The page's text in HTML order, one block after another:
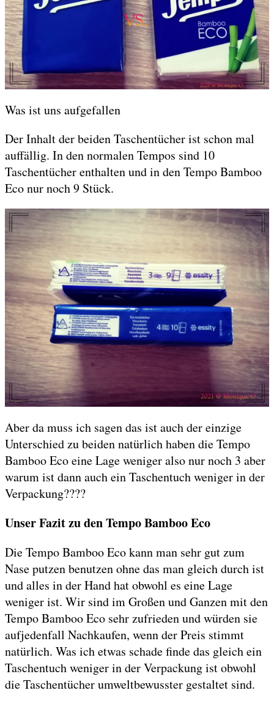
Was ist uns aufgefallen
Der Inhalt der beiden Taschentücher ist schon mal
auffällig. In den normalen Tempos sind 10
Taschentücher enthalten und in den Tempo Bamboo
Eco nur noch 9 Stück.
Aber da muss ich sagen das ist auch der einzige
Unterschied zu beiden natürlich haben die Tempo
Bamboo Eco eine Lage weniger also nur noch 3 aber
warum ist dann auch ein Taschentuch weniger in der
Verpackung????
Unser Fazit zu den Tempo Bamboo Eco
Die Tempo Bamboo Eco kann man sehr gut zum
Nase putzen benutzen ohne das man gleich durch ist
und alles in der Hand hat obwohl es eine Lage
weniger ist. Wir sind im Großen und Ganzen mit den
Tempo Bamboo Eco sehr zufrieden und würden sie
aufjedenfall Nachkaufen, wenn der Preis stimmt
natürlich. Was ich etwas schade finde das gleich ein
Taschentuch weniger in der Verpackung ist obwohl
die Taschentücher umweltbewusster gestaltet sind.